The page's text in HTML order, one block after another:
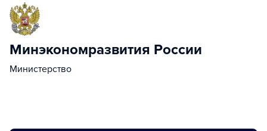
Минэкономразвития России
Министерство